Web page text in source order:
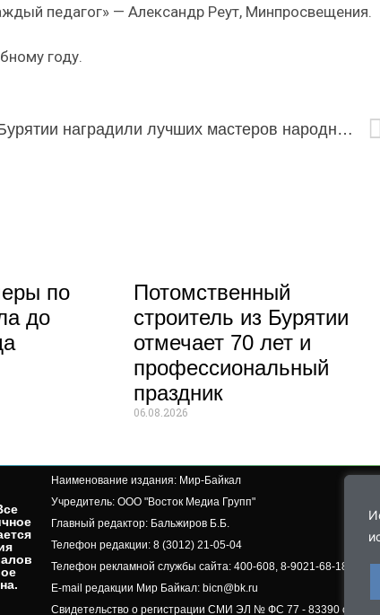
педагог» — Александр Реут, Минпросвещения.
году.
В Бурятии наградили лучших мастеров народного творчества
по
до
Потомственный
строитель из Бурятии
отмечает 70 лет и
профессиональный
праздник
06.08.2026
Наименование издания: Мир-Байкал
Учредитель: ООО "Восток Медиа Групп"
Главный редактор: Бальжиров Б.Б.
Телефон редакции: 8 (3012) 21-05-04
Телефон рекламной службы сайта: 400-608, 8-9021-68-18-50,
E-mail редакции Мир Байкал: bicn@bk.ru
Свидетельство о регистрации СМИ ЭЛ № ФС 77 - 83390 от